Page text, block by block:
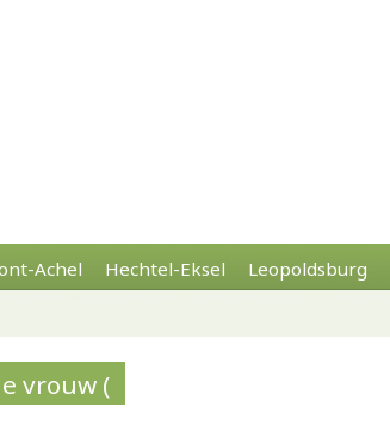
Achel Hechtel-Eksel Leopoldsburg
vrouw (